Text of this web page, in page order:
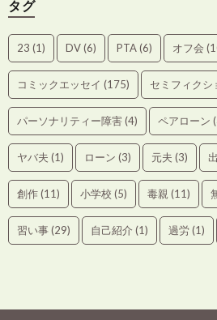
タグ
23 (1) DV(6) PTA(6) オフ会
コミックエッセイ (175) セミフィクシ
パーソナリティー障害(4) ペアローン
ヤバ夫 (1) ローン (3) 元夫 (3)
創作(11) 小学校 (5) 毒親 (11)
習い事(29) 自己紹介 (1) 過労(1)